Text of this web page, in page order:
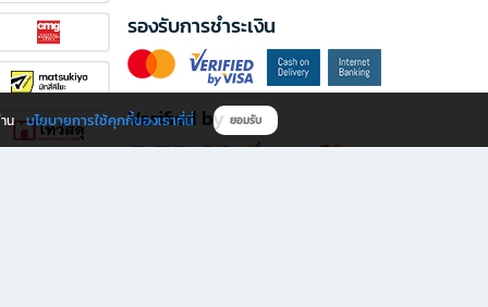
รองรับการชำระเงิน
Verified by
น นโยบายการใช้คุกกี้ของเราที่นี่ ยอมรับ